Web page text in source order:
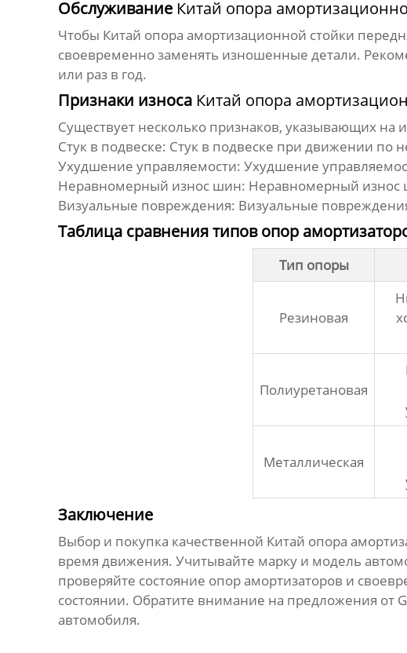
Обслуживание Китай опора
Чтобы Китай опора амортизационной стойки
своевременно заменять изношенные детали.
или раз в год.
Признаки износа Китай опора
Существует несколько признаков, указывающих на
Стук в подвеске: Стук в подвеске при движении по
Ухудшение управляемости: Ухудшение
Неравномерный износ шин: Неравномерный износ
Визуальные повреждения: Визуальные
Таблица сравнения типов опор
Тип опоры
Резиновая
Полиуретановая
Металлическая
Заключение
Выбор и покупка качественной Китай опора
время движения. Учитывайте марку и модель
проверяйте состояние опор амортизаторов и
состоянии. Обратите внимание на предложения от
автомобиля.